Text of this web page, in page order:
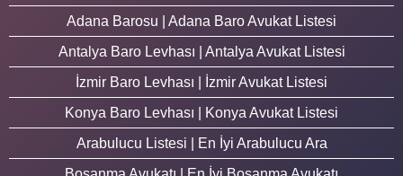
Adana Barosu | Adana Baro Avukat Listesi
Antalya Baro Levhası | Antalya Avukat Listesi
İzmir Baro Levhası | İzmir Avukat Listesi
Konya Baro Levhası | Konya Avukat Listesi
Arabulucu Listesi | En İyi Arabulucu Ara